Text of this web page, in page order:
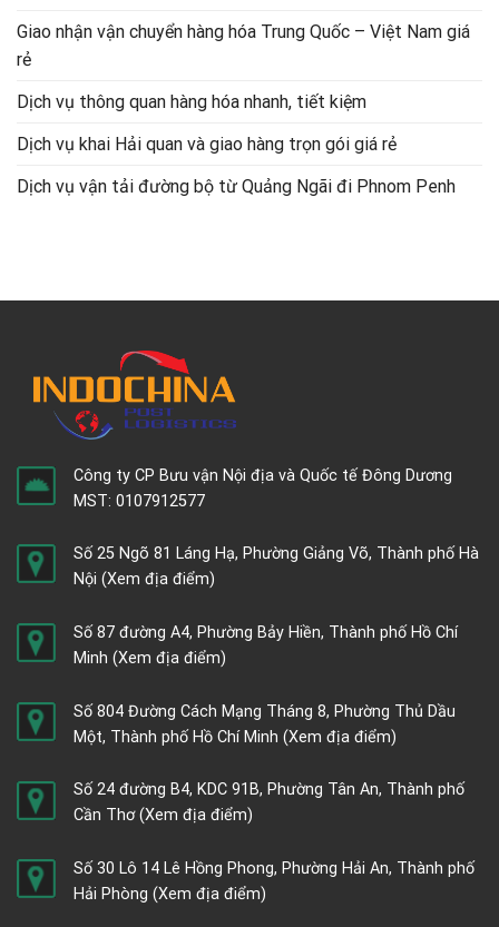
Giao nhận vận chuyển hàng hóa Trung Quốc – Việt Nam giá
rẻ
Dịch vụ thông quan hàng hóa nhanh, tiết kiệm
Dịch vụ khai Hải quan và giao hàng trọn gói giá rẻ
Dịch vụ vận tải đường bộ từ Quảng Ngãi đi Phnom Penh
Công ty CP Bưu vận Nội địa và Quốc tế Đông Dương
MST: 0107912577
Số 25 Ngõ 81 Láng Hạ, Phường Giảng Võ, Thành phố Hà
Nội (Xem địa điểm)
Số 87 đường A4, Phường Bảy Hiền, Thành phố Hồ Chí
Minh (Xem địa điểm)
Số 804 Đường Cách Mạng Tháng 8, Phường Thủ Dầu
Một, Thành phố Hồ Chí Minh (Xem địa điểm)
Số 24 đường B4, KDC 91B, Phường Tân An, Thành phố
Cần Thơ(Xem địa điểm)
Số 30 Lô 14 Lê Hồng Phong, Phường Hải An, Thành phố
Hải Phòng (Xem địa điểm)